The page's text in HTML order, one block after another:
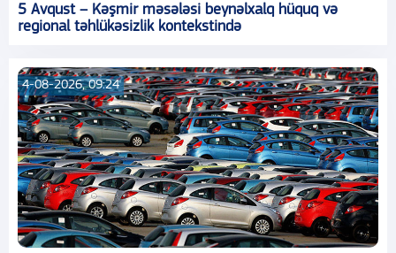
5 Avqust – Kəşmir məsələsi beynəlxalq hüquq və
regional təhlükəsizlik kontekstində
4-08-2026, 09:24